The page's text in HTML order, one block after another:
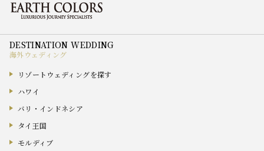
海外ウェディング
リゾートウェディングを探す
ハワイ
バリ・インドネシア
タイ王国
モルディブ